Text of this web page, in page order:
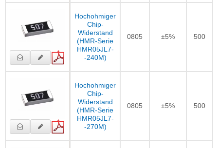
Hochohmiger
Chip-
Widerstand
(HMR-Serie
HMR05JL7-
-240M)
0805 ±5% 500
Hochohmiger
Chip-
Widerstand
(HMR-Serie
HMR05JL7-
-270M)
0805 ±5% 500